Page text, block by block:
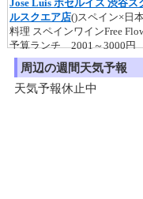
周辺の週間天気予報
天気予報休止中